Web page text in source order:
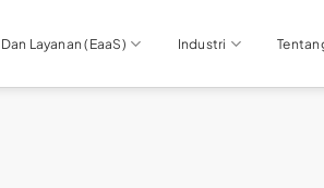
Layanan (EaaS) Industri